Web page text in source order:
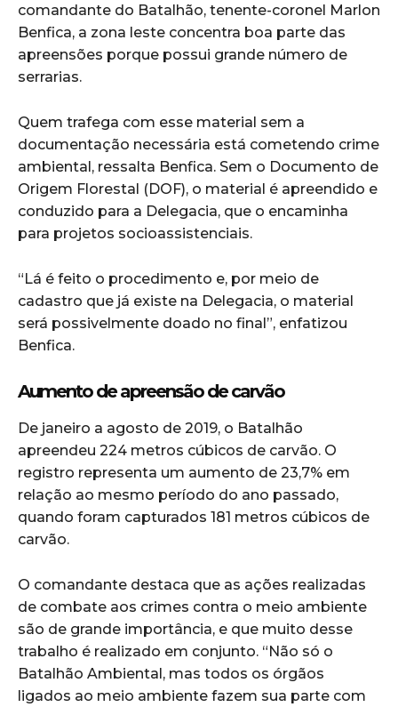
comandante do Batalhão, tenente-coronel Marlon
Benfica, a zona leste concentra boa parte das
apreensões porque possui grande número de
serrarias.
Quem trafega com esse material sem a
documentação necessária está cometendo crime
ambiental, ressalta Benfica. Sem o Documento de
Origem Florestal (DOF), o material é apreendido e
conduzido para a Delegacia, que o encaminha
para projetos socioassistenciais.
“Lá é feito o procedimento e, por meio de
cadastro que já existe na Delegacia, o material
será possivelmente doado no final”, enfatizou
Benfica.
Aumento de apreensão de carvão
De janeiro a agosto de 2019, o Batalhão
apreendeu 224 metros cúbicos de carvão. O
registro representa um aumento de 23,7% em
relação ao mesmo período do ano passado,
quando foram capturados 181 metros cúbicos de
carvão.
O comandante destaca que as ações realizadas
de combate aos crimes contra o meio ambiente
são de grande importância, e que muito desse
trabalho é realizado em conjunto. “Não só o
Batalhão Ambiental, mas todos os órgãos
ligados ao meio ambiente fazem sua parte com